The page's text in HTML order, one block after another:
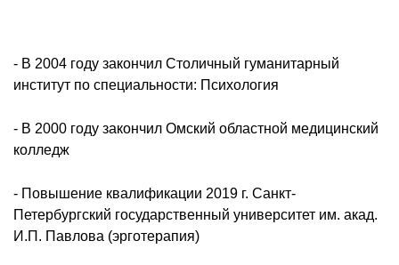
- В 2004 году закончил Столичный гуманитарный
институт по специальности: Психология
- В 2000 году закончил Омский областной медицинский
колледж
- Повышение квалификации 2019 г. Санкт-
Петербургский государственный университет им. акад.
И.П. Павлова (эрготерапия)